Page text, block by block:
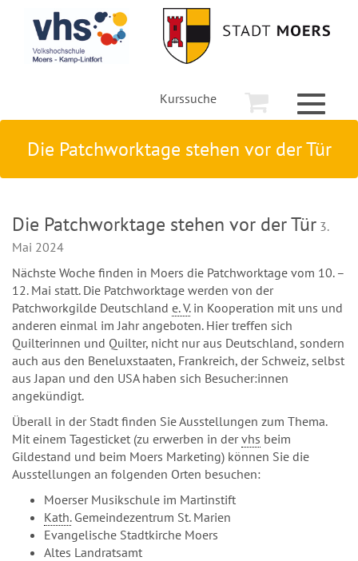
Kurssuche
Toggle
Die Patchworktage stehen vor der Tür
Die Patchworktage stehen vor der Tür 3.
Mai 2024
Nächste Woche finden in Moers die Patchworktage vom 10. –
12. Mai statt. Die Patchworktage werden von der
Patchworkgilde Deutschland e. V.in Kooperation mit uns und
anderen einmal im Jahr angeboten. Hier treffen sich
Quilterinnen und Quilter, nicht nur aus Deutschland, sondern
auch aus den Beneluxstaaten, Frankreich, der Schweiz, selbst
aus Japan und den USA haben sich Besucher:innen
angekündigt.
Überall in der Stadt finden Sie Ausstellungen zum Thema.
Mit einem Tagesticket (zu erwerben in dervhs beim
Gildestand und beim Moers Marketing) können Sie die
Ausstellungen an folgenden Orten besuchen:
Moerser Musikschule im Martinstift
Kath.Gemeindezentrum St. Marien
Evangelische Stadtkirche Moers
Altes Landratsamt